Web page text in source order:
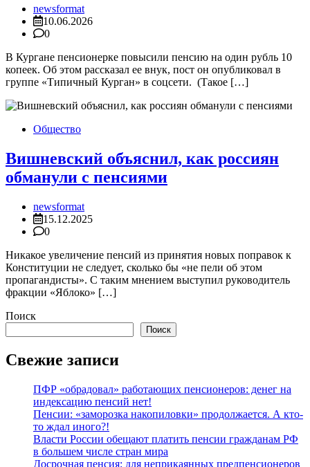
newsformat
10.06.2026
0
В Кургане пенсионерке повысили пенсию на один рубль 10
копеек. Об этом рассказал ее внук, пост он опубликовал в
группе «Типичный Курган» в соцсети. (Такое […]
Общество
Вишневский объяснил, как россиян
обманули с пенсиями
newsformat
15.12.2025
0
Никакое увеличение пенсий из принятия новых поправок к
Конституции не следует, сколько бы «не пели об этом
пропагандисты». С таким мнением выступил руководитель
фракции «Яблоко» […]
Поиск
Поиск
Свежие записи
ПФР «обрадовал» работающих пенсионеров: денег на
индексацию пенсий нет!
Пенсии: «заморозка накопиловки» продолжается. А кто-
то ждал иного?!
Власти России обещают платить пенсии гражданам РФ
в большем числе стран мира
Досрочная пенсия: для неприкаянных предпенсионеров